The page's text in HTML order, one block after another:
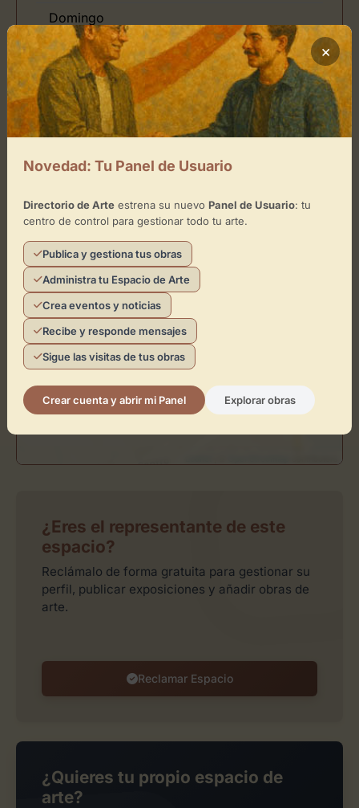
Domingo
Ubicación de MejorArte Center
Cómo llegar
MejorArte Center
−
Toca el mapa para interactuar
Activar Mapa
¿Eres el representante de este
espacio?
Reclámalo de forma gratuita para gestionar su
perfil, publicar exposiciones y añadir obras de
arte.
Reclamar Espacio
¿Quieres tu propio espacio de
arte?
×
Novedad: Tu Panel de Usuario
Directorio de Arteestrena su nuevo Panel de Usuario: tu
centro de control para gestionar todo tu arte.
Publica y gestiona tus obras
Administra tu Espacio de Arte
Crea eventos y noticias
Recibe y responde mensajes
Sigue las visitas de tus obras
Crear cuenta y abrir mi Panel Explorar obras